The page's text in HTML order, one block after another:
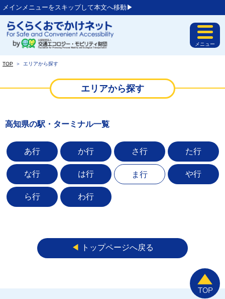
メインメニューをスキップして本文へ移動▶︎
メニュー
TOP ＞ エリアから探す
エリアから探す
高知県の駅・ターミナル一覧
あ行 か行 さ行 た行
な行 は行 ま行 や行
ら行 わ行
◀︎ トップページへ戻る